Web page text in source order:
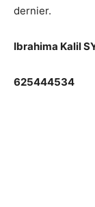
dernier.
Ibrahima Kalil
625444534